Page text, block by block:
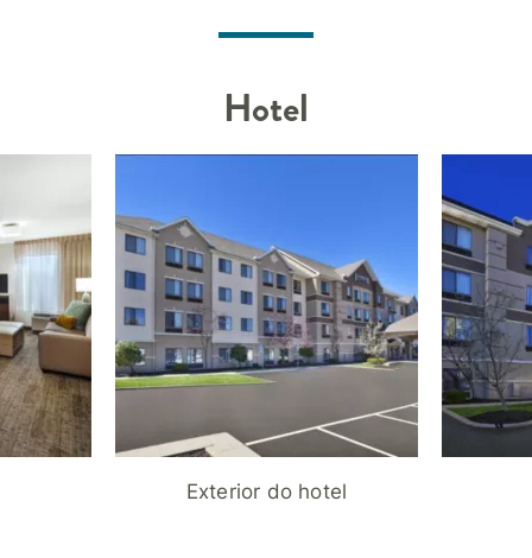
Hotel
Exterior do hotel